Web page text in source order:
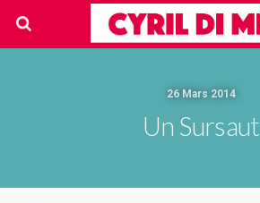
26 Mars 2014
Un Sursaut